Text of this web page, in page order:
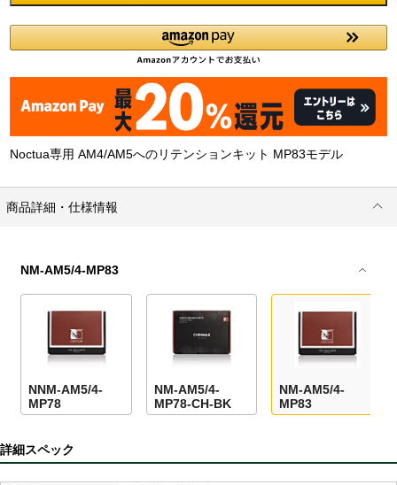
Noctua専用 AM4/AM5へのリテンションキット MP83モデル
商品詳細・仕様情報
NM-AM5/4-MP83
NNM-AM5/4-
MP78
NM-AM5/4-
MP78-CH-BK
NM-AM5/4-
MP83
詳細スペック